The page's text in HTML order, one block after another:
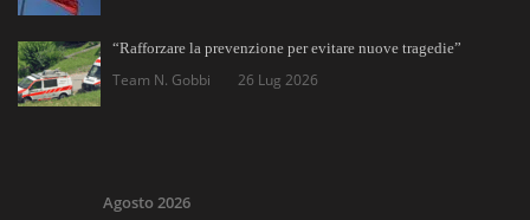
“Rafforzare la prevenzione per evitare nuove tragedie”
Team N. Gobbi 26 Lug 2026
Agosto 2026